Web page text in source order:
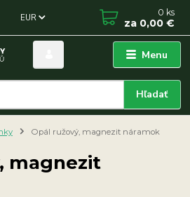
Menu
EUR
Hľadať
0 ks
za 0,00 €
Opál ružový, magnezit náramok
magnezit